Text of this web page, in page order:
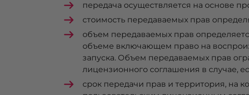
передача осуществляется на основе
стоимость передаваемых прав
объем передаваемых прав
объеме включающем право на
запуска. Объем передаваемых прав
лицензионного соглашения в случае,
срок передачи прав и территория, на